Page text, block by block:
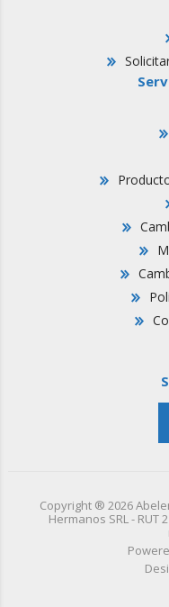
Copyright ® 2026
Hermanos SRL - RUT